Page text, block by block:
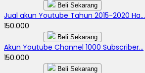
Beli Sekarang
Jual akun Youtube Tahun 2015-2020 Ha...
150.000
Beli Sekarang
Akun Youtube Channel 1000 Subscriber...
150.000
Beli Sekarang